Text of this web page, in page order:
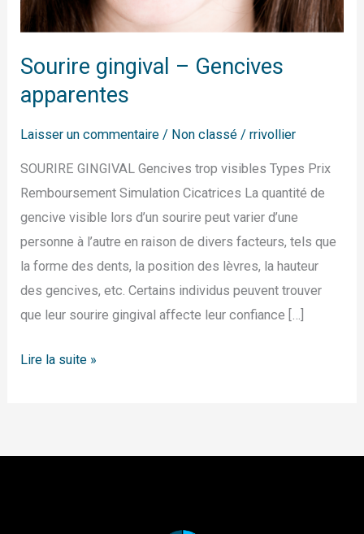
Sourire gingival – Gencives
apparentes
Laisser un commentaire / Non classé /rrivollier
SOURIRE GINGIVAL Gencives trop visibles Types Prix
Remboursement Simulation Cicatrices La quantité de
gencive visible lors d’un sourire peut varier d’une
personne à l’autre en raison de divers facteurs, tels que
la forme des dents, la position des lèvres, la hauteur
des gencives, etc. Certains individus peuvent trouver
que leur sourire gingival affecte leur confiance […]
Lire la suite »